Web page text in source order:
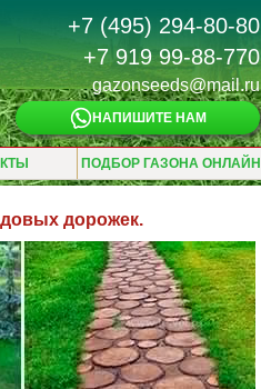
+7 (495) 294-80-80
+7 919 99-88-770
gazonseeds@mail.ru
НАПИШИТЕ НАМ
ПОДБОР ГАЗОНА ОНЛАЙН
дорожек.